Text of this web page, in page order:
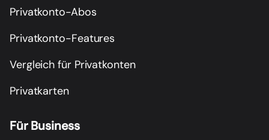
Privatkonto-Abos
Privatkonto-Features
Vergleich für Privatkonten
Privatkarten
Für Business